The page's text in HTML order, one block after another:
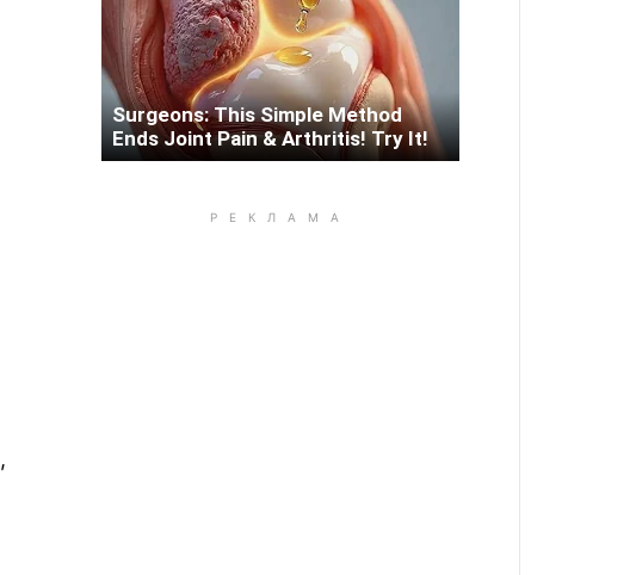
,
Surgeons: This Simple Method
Ends Joint Pain & Arthritis! Try It!